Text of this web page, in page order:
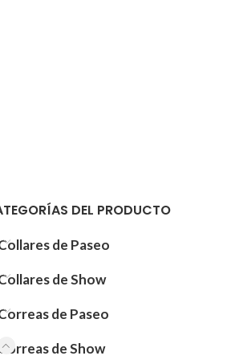
DEL PRODUCTO
de Paseo
de Show
de Paseo
de Show